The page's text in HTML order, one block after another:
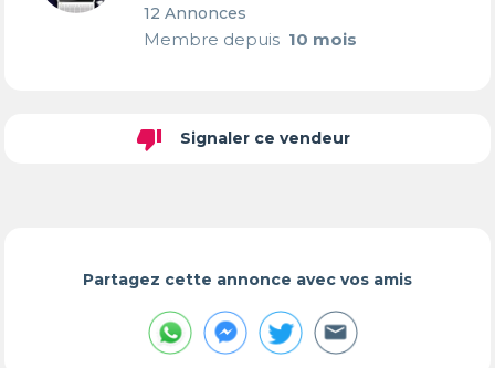
12 Annonces
Membre depuis10 mois
thumb_down Signaler ce vendeur
Partagez cette annonce avec vos amis